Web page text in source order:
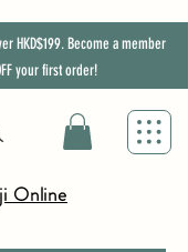
HKD$199. Become a member
your first order!
Online